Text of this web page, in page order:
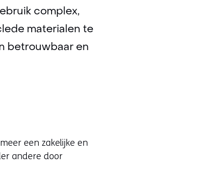
complex,
materialen te
betrouwbaar en
een zakelijke en
andere door